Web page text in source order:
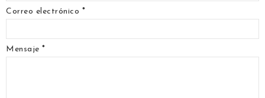
Correo electrónico *
Mensaje *